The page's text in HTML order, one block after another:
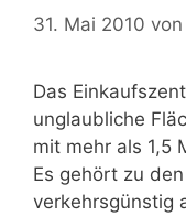
31. Mai 2010 von
Das
unglaubliche
mit mehr als 1,5
Es gehört zu
verkehrsgünstig